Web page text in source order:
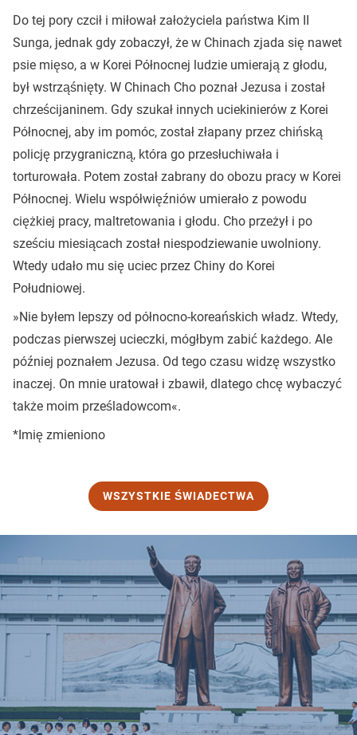
Do tej pory czcił i miłował założyciela państwa Kim II
Sunga, jednak gdy zobaczył, że w Chinach zjada się nawet
psie mięso, a w Korei Północnej ludzie umierają z głodu,
był wstrząśnięty. W Chinach Cho poznał Jezusa i został
chrześcijaninem. Gdy szukał innych uciekinierów z Korei
Północnej, aby im pomóc, został złapany przez chińską
policję przygraniczną, która go przesłuchiwała i
torturowała. Potem został zabrany do obozu pracy w Korei
Północnej. Wielu współwięźniów umierało z powodu
ciężkiej pracy, maltretowania i głodu. Cho przeżył i po
sześciu miesiącach został niespodziewanie uwolniony.
Wtedy udało mu się uciec przez Chiny do Korei
Południowej.
»Nie byłem lepszy od północno-koreańskich władz. Wtedy,
podczas pierwszej ucieczki, mógłbym zabić każdego. Ale
później poznałem Jezusa. Od tego czasu widzę wszystko
inaczej. On mnie uratował i zbawił, dlatego chcę wybaczyć
także moim prześladowcom«.
*Imię zmieniono
WSZYSTKIE ŚWIADECTWA